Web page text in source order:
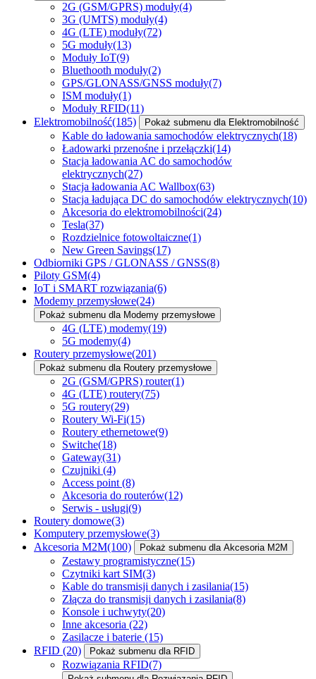
2G (GSM/GPRS) moduły(4)
3G (UMTS) moduły(4)
4G (LTE) moduły(72)
5G moduły(13)
Moduły IoT(9)
Bluethooth moduły(2)
GPS/GLONASS/GNSS moduły(7)
ISM moduły(1)
Moduły RFID(11)
Elektromobilność(185) Pokaż submenu dla Elektromobilność
Kable do ładowania samochodów elektrycznych(18)
Ładowarki przenośne i przełączki(14)
Stacja ładowania AC do samochodów
elektrycznych(27)
Stacja ładowania AC Wallbox(63)
Stacja ładująca DC do samochodów elektrycznych(10)
Akcesoria do elektromobilności(24)
Tesla(37)
Rozdzielnice fotowoltaiczne(1)
New Green Savings(17)
Odbiorniki GPS / GLONASS / GNSS(8)
Piloty GSM(4)
IoT i SMART rozwiązania(6)
Modemy przemysłowe(24)
Pokaż submenu dla Modemy przemysłowe
4G (LTE) modemy(19)
5G modemy(4)
Routery przemysłowe(201)
Pokaż submenu dla Routery przemysłowe
2G (GSM/GPRS) router(1)
4G (LTE) routery(75)
5G routery(29)
Routery Wi-Fi(15)
Routery ethernetowe(9)
Switche(18)
Gateway(31)
Czujniki (4)
Access point (8)
Akcesoria do routerów(12)
Serwis - usługi(9)
Routery domowe(3)
Komputery przemysłowe(3)
Akcesoria M2M(100) Pokaż submenu dla Akcesoria M2M
Zestawy programistyczne(15)
Czytniki kart SIM(3)
Kable do transmisji danych i zasilania(15)
Złącza do transmisji danych i zasilania(8)
Konsole i uchwyty(20)
Inne akcesoria (22)
Zasilacze i baterie (15)
RFID (20) Pokaż submenu dla RFID
Rozwiązania RFID(7)